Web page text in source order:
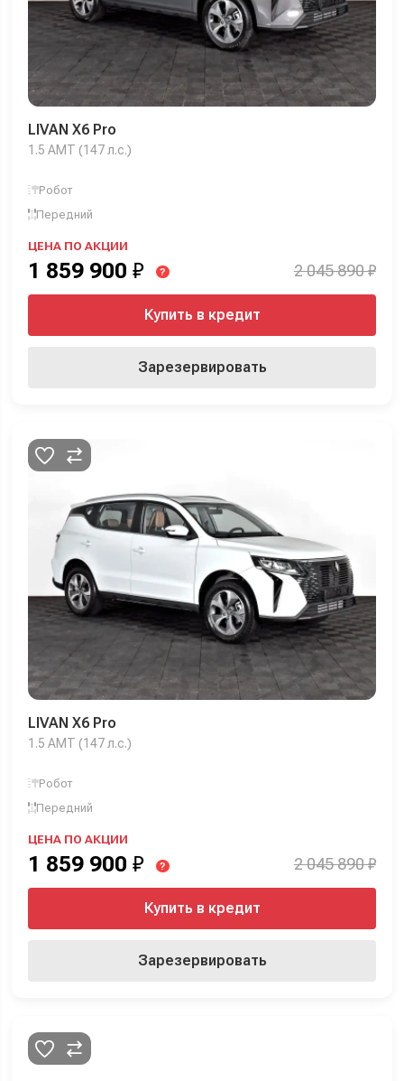
LIVAN X6 Pro
1.5 AMT (147 л.с.)
Робот
Передний
ЦЕНА ПО АКЦИИ
1 859 900 ₽ ? 2 045 890 ₽
Купить в кредит
Зарезервировать
LIVAN X6 Pro
1.5 AMT (147 л.с.)
Робот
Передний
ЦЕНА ПО АКЦИИ
1 859 900 ₽ ? 2 045 890 ₽
Купить в кредит
Зарезервировать